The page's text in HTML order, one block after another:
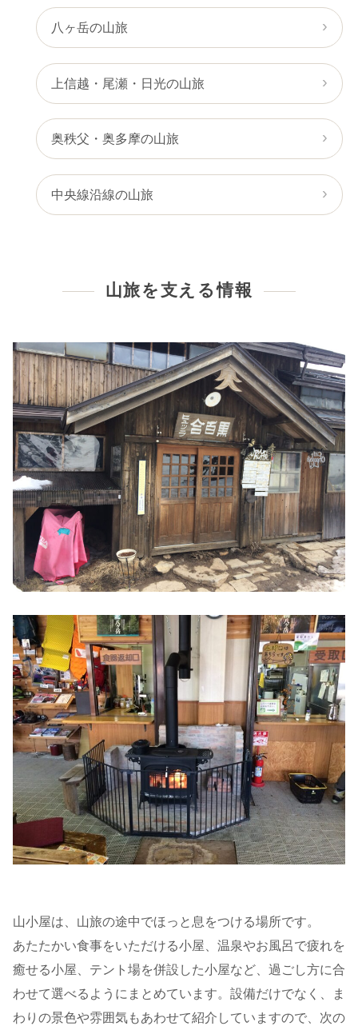
八ヶ岳の山旅
上信越・尾瀬・日光の山旅
奥秩父・奥多摩の山旅
中央線沿線の山旅
山旅を支える情報
山小屋は、山旅の途中でほっと息をつける場所です。
あたたかい食事をいただける小屋、温泉やお風呂で疲れを
癒せる小屋、テント場を併設した小屋など、過ごし方に合
わせて選べるようにまとめています。設備だけでなく、ま
わりの景色や雰囲気もあわせて紹介していますので、次の